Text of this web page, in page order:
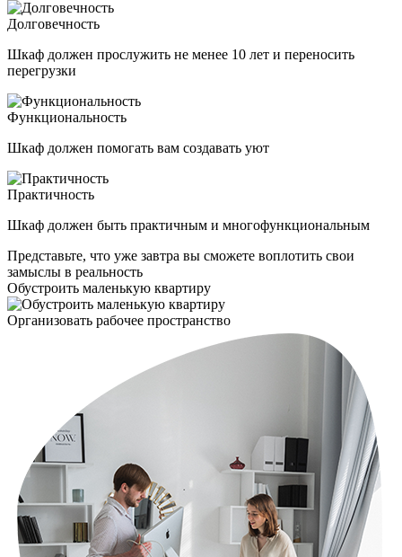
Долговечность
Шкаф должен прослужить не менее 10 лет и переносить
перегрузки
Функциональность
Шкаф должен помогать вам создавать уют
Практичность
Шкаф должен быть практичным и многофункциональным
Представьте, что уже завтра вы сможете воплотить свои
замыслы в реальность
Обустроить маленькую квартиру
Организовать рабочее пространство